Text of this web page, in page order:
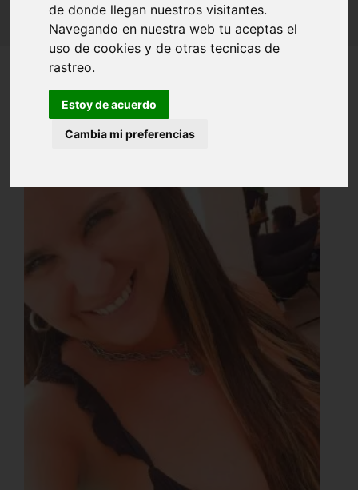
de donde llegan nuestros visitantes.
Navegando en nuestra web tu aceptas el
uso de cookies y de otras tecnicas de
rastreo.
Estoy de acuerdo
Cambia mi preferencias